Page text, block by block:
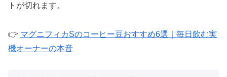
トが切れます。
👉 マグニフィカSのコーヒー豆おすすめ6選｜毎日飲む実
機オーナーの本音